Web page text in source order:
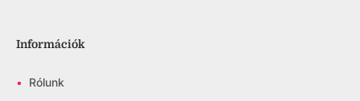
Információk
• Rólunk